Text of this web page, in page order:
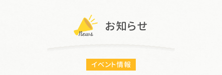
お知らせ
イベント情報